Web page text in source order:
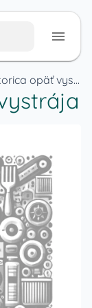
Opica Škorica opäť vystrája